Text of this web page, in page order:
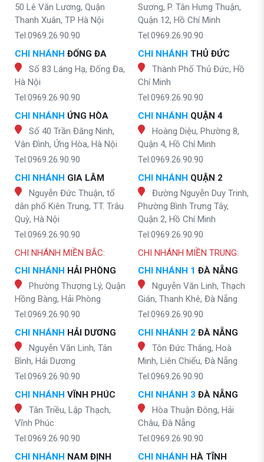
50 Lê Văn Lương, Quận
Thanh Xuân, TP Hà Nội
Tel:0969.26.90.90
CHI NHÁNH ĐỐNG ĐA
Số 83 Láng Hạ, Đống Đa,
Hà Nội
Tel:0969.26.90.90
CHI NHÁNH ỨNG HÒA
Số 40 Trần Đăng Ninh,
Vân Đình, Ứng Hòa, Hà Nội
Tel:0969.26.90.90
CHI NHÁNH GIA LÂM
Nguyễn Đức Thuận, tổ
dân phố Kiên Trung, TT. Trâu
Quỳ, Hà Nội
Tel:0969.26.90.90
Sương, P. Tân Hưng Thuận,
Quận 12, Hồ Chí Minh
Tel:0969.26.90.90
CHI NHÁNH THỦ ĐỨC
Thành Phố Thủ Đức, Hồ
Chí Minh
Tel:0969.26.90.90
CHI NHÁNH QUẬN 4
Hoàng Diệu, Phường 8,
Quận 4, Hồ Chí Minh
Tel:0969.26.90.90
CHI NHÁNH QUẬN 2
Đường Nguyễn Duy Trinh,
Phường Bình Trưng Tây,
Quận 2, Hồ Chí Minh
Tel:0969.26.90.90
CHI NHÁNH MIỀN BẮC:
CHI NHÁNH HẢI PHÒNG
Phường Thượng Lý, Quận
Hồng Bàng, Hải Phòng
Tel:0969.26.90.90
CHI NHÁNH HẢI DƯƠNG
Nguyễn Văn Linh, Tân
Bình, Hải Dương
Tel:0969.26.90.90
CHI NHÁNH VĨNH PHÚC
Tân Triều, Lập Thạch,
Vĩnh Phúc
Tel:0969.26.90.90
CHI NHÁNH NAM ĐỊNH
CHI NHÁNH MIỀN TRUNG:
CHI NHÁNH 1 ĐÀ NẴNG
Nguyễn Văn Linh, Thạch
Gián, Thanh Khê, Đà Nẵng
Tel:0969.26.90.90
CHI NHÁNH 2 ĐÀ NẴNG
Tôn Đức Thắng, Hoà
Minh, Liên Chiểu, Đà Nẵng
Tel:0969.26.90.90
CHI NHÁNH 3 ĐÀ NẴNG
Hòa Thuận Đông, Hải
Châu, Đà Nẵng
Tel:0969.26.90.90
CHI NHÁNH HÀ TĨNH